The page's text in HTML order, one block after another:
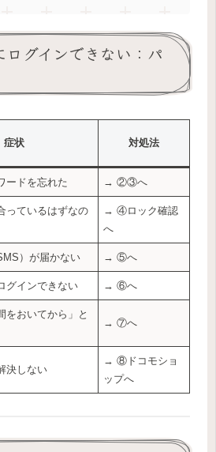
グインできない：パ
症状 対処法
ードを忘れた → ②③へ
っているはずなの
→ ④ロック確認
へ
）が届かない → ⑤へ
グインできない → ⑥へ
をおいてから」と
→ ⑦へ
決しない
→ ⑧ドコモショ
ップへ